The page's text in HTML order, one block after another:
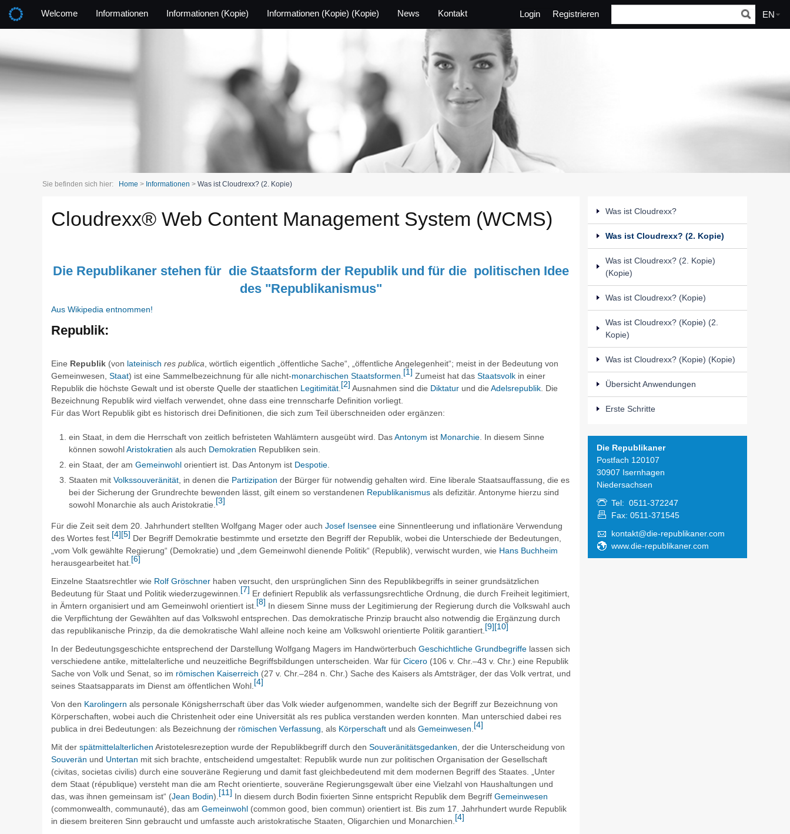
Welcome Informationen Informationen (Kopie) Informationen (Kopie) (Kopie) News Kontakt Login Registrieren EN
Sie befinden sich hier: Home > Informationen > Was ist Cloudrexx? (2. Kopie)
Cloudrexx® Web Content Management System (WCMS)
Die Republikaner stehen für die Staatsform der Republik und für die politischen Idee
des "Republikanismus"
Aus Wikipedia entnommen!
Republik:
Eine Republik (von lateinisch res publica , wörtlich eigentlich „öffentliche Sache“, „öffentliche Angelegenheit“; meist in der Bedeutung von
Gemeinwesen Staat) ist eine Sammelbezeichnung für alle nicht-monarchischen Staatsformen [1] Zumeist hat das Staatsvolk in einer
Republik die höchste Gewalt und ist oberste Quelle der staatlichen Legitimität [2] Ausnahmen sind die Diktatur und die Adelsrepublik . Die
Bezeichnung Republik wird vielfach verwendet, ohne dass eine trennscharfe Definition vorliegt.
Für das Wort Republik gibt es historisch drei Definitionen, die sich zum Teil überschneiden oder ergänzen:
ein Staat, in dem die Herrschaft von zeitlich befristeten Wahlämtern ausgeübt wird. DasAntonym ist Monarchie . In diesem Sinne
können sowohlAristokratien als auch Demokratien Republiken sein.
ein Staat, der am Gemeinwohl orientiert ist. Das Antonym ist Despotie
Staaten mit Volkssouveränität , in denen die Partizipation der Bürger für notwendig gehalten wird. Eine liberale Staatsauffassung, die es
bei der Sicherung der Grundrechte bewenden lässt, gilt einem so verstandenen Republikanismus als defizitär. Antonyme hierzu sind
sowohl Monarchie als auch Aristokratie. [3]
Für die Zeit seit dem 20. Jahrhundert stellten Wolfgang Mager oder auch Josef Isensee eine Sinnentleerung und inflationäre Verwendung
des Wortes fest. [4][5] Der Begriff Demokratie bestimmte und ersetzte den Begriff der Republik, wobei die Unterschiede der Bedeutungen,
„vom Volk gewählte Regierung“ (Demokratie) und „dem Gemeinwohl dienende Politik“ (Republik), verwischt wurden, wie Hans Buchheim
herausgearbeitet hat. [6]
Einzelne Staatsrechtler wie Rolf Gröschner haben versucht, den ursprünglichen Sinn des Republikbegriffs in seiner grundsätzlichen
Bedeutung für Staat und Politik wiederzugewinnen. [7] Er definiert Republik als verfassungsrechtliche Ordnung, die durch Freiheit legitimiert,
in Ämtern organisiert und am Gemeinwohl orientiert ist. [8] In diesem Sinne muss der Legitimierung der Regierung durch die Volkswahl auch
die Verpflichtung der Gewählten auf das Volkswohl entsprechen. Das demokratische Prinzip braucht also notwendig die Ergänzung durch
das republikanische Prinzip, da die demokratische Wahl alleine noch keine am Volkswohl orientierte Politik garantiert. [9][10]
In der Bedeutungsgeschichte entsprechend der Darstellung Wolfgang Magers im Handwörterbuch Geschichtliche Grundbegriffe lassen sich
verschiedene antike, mittelalterliche und neuzeitliche Begriffsbildungen unterscheiden. War für Cicero (106 v. Chr.–43 v. Chr.) eine Republik
Sache von Volk und Senat, so im römischen Kaiserreich (27 v. Chr.–284 n. Chr.) Sache des Kaisers als Amtsträger, der das Volk vertrat, und
seines Staatsapparats im Dienst am öffentlichen Wohl. [4]
Von den Karolingern als personale Königsherrschaft über das Volk wieder aufgenommen, wandelte sich der Begriff zur Bezeichnung von
Körperschaften, wobei auch die Christenheit oder eine Universität als res publica verstanden werden konnten. Man unterschied dabei res
publica in drei Bedeutungen: als Bezeichnung der römischen Verfassung , als Körperschaft und als Gemeinwesen [4]
Mit der spätmittelalterlichen Aristotelesrezeption wurde der Republikbegriff durch den Souveränitätsgedanken , der die Unterscheidung von
Souverän und Untertan mit sich brachte, entscheidend umgestaltet: Republik wurde nun zur politischen Organisation der Gesellschaft
(civitas, societas civilis) durch eine souveräne Regierung und damit fast gleichbedeutend mit dem modernen Begriff des Staates. „Unter
dem Staat (république) versteht man die am Recht orientierte, souveräne Regierungsgewalt über eine Vielzahl von Haushaltungen und
das, was ihnen gemeinsam ist“ (Jean Bodin). [11] In diesem durch Bodin fixierten Sinne entspricht Republik dem Begriff Gemeinwesen
(commonwealth, communauté) , das am Gemeinwohl (common good, bien commun) orientiert ist. Bis zum 17. Jahrhundert wurde Republik
in diesem breiteren Sinn gebraucht und umfasste auch aristokratische Staaten, Oligarchien und Monarchien. [4]
Was ist Cloudrexx?
Was ist Cloudrexx? (2. Kopie)
Was ist Cloudrexx? (2. Kopie)
(Kopie)
Was ist Cloudrexx? (Kopie)
Was ist Cloudrexx? (Kopie) (2.
Kopie)
Was ist Cloudrexx? (Kopie) (Kopie)
Übersicht Anwendungen
Erste Schritte
Die Republikaner
Postfach 120107
30907 Isernhagen
Niedersachsen
Tel: 0511-372247
Fax: 0511-371545
kontakt@die-republikaner.com
www.die-republikaner.com